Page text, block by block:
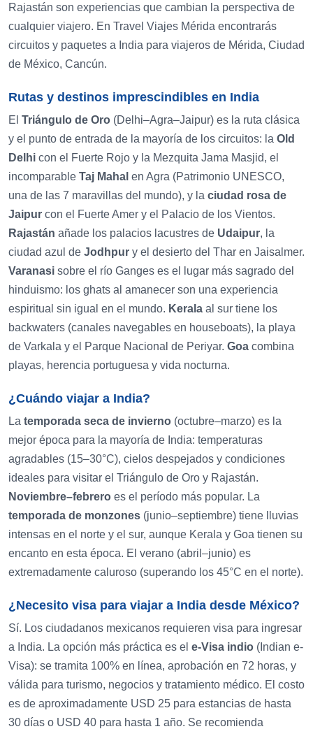
Rajastán son experiencias que cambian la perspectiva de
cualquier viajero. En Travel Viajes Mérida encontrarás
circuitos y paquetes a India para viajeros de Mérida, Ciudad
de México, Cancún.
Rutas y destinos imprescindibles en India
El Triángulo de Oro (Delhi–Agra–Jaipur) es la ruta clásica
y el punto de entrada de la mayoría de los circuitos: la Old
Delhi con el Fuerte Rojo y la Mezquita Jama Masjid, el
incomparable Taj Mahal en Agra (Patrimonio UNESCO,
una de las 7 maravillas del mundo), y la ciudad rosa de
Jaipur con el Fuerte Amer y el Palacio de los Vientos.
Rajastán añade los palacios lacustres de Udaipur, la
ciudad azul de Jodhpur y el desierto del Thar en Jaisalmer.
Varanasi sobre el río Ganges es el lugar más sagrado del
hinduismo: los ghats al amanecer son una experiencia
espiritual sin igual en el mundo. Kerala al sur tiene los
backwaters (canales navegables en houseboats), la playa
de Varkala y el Parque Nacional de Periyar. Goa combina
playas, herencia portuguesa y vida nocturna.
¿Cuándo viajar a India?
La temporada seca de invierno (octubre–marzo) es la
mejor época para la mayoría de India: temperaturas
agradables (15–30°C), cielos despejados y condiciones
ideales para visitar el Triángulo de Oro y Rajastán.
Noviembre–febrero es el período más popular. La
temporada de monzones (junio–septiembre) tiene lluvias
intensas en el norte y el sur, aunque Kerala y Goa tienen su
encanto en esta época. El verano (abril–junio) es
extremadamente caluroso (superando los 45°C en el norte).
¿Necesito visa para viajar a India desde México?
Sí. Los ciudadanos mexicanos requieren visa para ingresar
a India. La opción más práctica es el e-Visa indio (Indian e-
Visa): se tramita 100% en línea, aprobación en 72 horas, y
válida para turismo, negocios y tratamiento médico. El costo
es de aproximadamente USD 25 para estancias de hasta
30 días o USD 40 para hasta 1 año. Se recomienda